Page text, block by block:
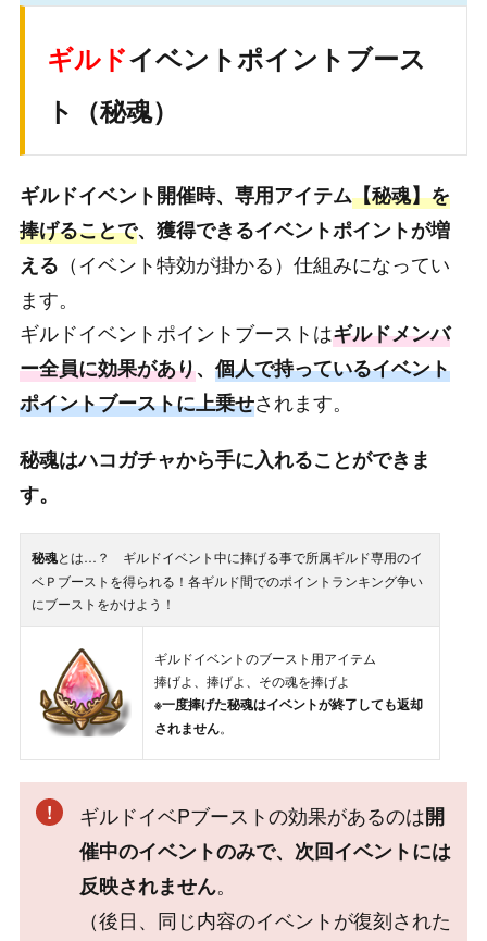
ギルドイベントポイントブース
ト（秘魂）
ギルドイベント開催時、専用アイテム【秘魂】を
捧げることで、獲得できるイベントポイントが増
える （イベント特効が掛かる）仕組みになってい
ます。
ギルドイベントポイントブーストはギルドメンバ
ー全員に効果があり、 個人で持っているイベント
ポイントブーストに上乗せされます。
秘魂はハコガチャから手に入れることができま
す。
秘魂とは…？ ギルドイベント中に捧げる事で所属ギルド専用のイ
ベＰブーストを得られる！各ギルド間でのポイントランキング争い
にブーストをかけよう！
ギルドイベントのブースト用アイテム
捧げよ、捧げよ、その魂を捧げよ
※一度捧げた秘魂はイベントが終了しても返却
されません。
ギルドイベPブーストの効果があるのは開
催中のイベントのみで、次回イベントには
反映されません。
（後日、同じ内容のイベントが復刻された